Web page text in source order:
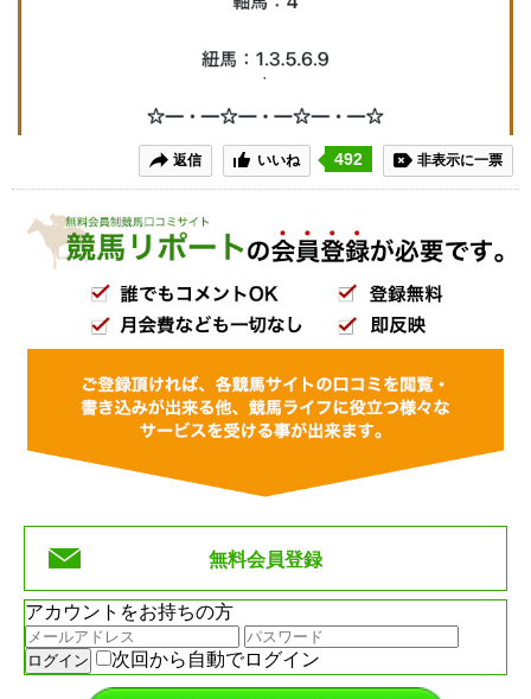
返信 いいね 492 非表示に一票
無料会員登録
アカウントをお持ちの方
次回から自動でログイン